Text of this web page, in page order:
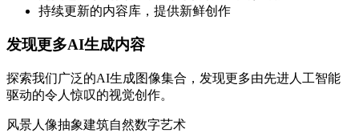
持续更新的内容库，提供新鲜创作
发现更多AI生成内容
探索我们广泛的AI生成图像集合，发现更多由先进人工智能
驱动的令人惊叹的视觉创作。
风景人像抽象建筑自然数字艺术